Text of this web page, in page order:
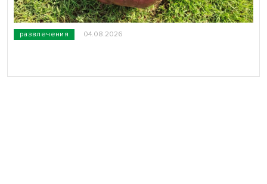
развлечения 04.08.2026